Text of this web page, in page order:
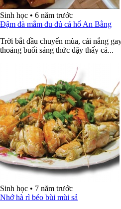
Sinh học • 6 năm trước
Đậm đà mắm đu đủ cá hố An Bằng
Trời bắt đầu chuyển mùa, cái nắng
thoảng buổi sáng thức dậy thấy cá...
Sinh học • 7 năm trước
Nhớ hà rì béo bùi mùi sả